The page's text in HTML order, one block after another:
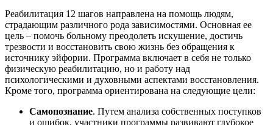
Реабилитация 12 шагов направлена на помощь людям,
страдающим различного рода зависимостями. Основная ее
цель – помочь больному преодолеть искушение, достичь
трезвости и восстановить свою жизнь без обращения к
источнику эйфории. Программа включает в себя не только
физическую реабилитацию, но и работу над
психологическими и духовными аспектами восстановления.
Кроме того, программа ориентирована на следующие цели:
Самопознание. Путем анализа собственных поступков
и ошибок, участники программы развивают глубокое